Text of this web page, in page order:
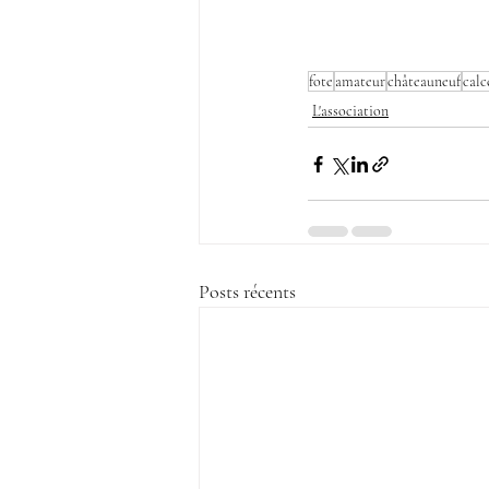
fote amateurchâteauneuf
L'association
Posts récents